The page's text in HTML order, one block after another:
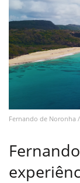
Fernando de Noronha